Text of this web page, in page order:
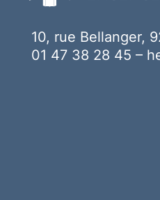
10, rue Bellanger,
01 47 38 28 45 –